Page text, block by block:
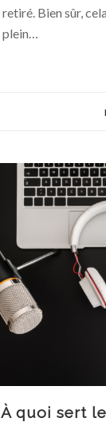
retiré. Bien sûr,
plein…
À quoi sert